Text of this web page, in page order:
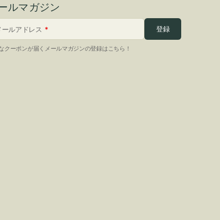
ルマガジン
ールアドレス 登録
クーポンが届くメールマガジンの登録はこちら！